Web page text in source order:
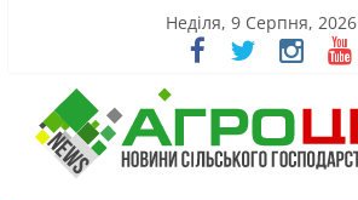
Неділя, 9 Серпня, 2026